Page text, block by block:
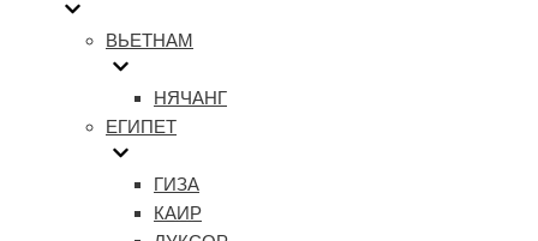
ВЬЕТНАМ
НЯЧАНГ
ЕГИПЕТ
ГИЗА
КАИР